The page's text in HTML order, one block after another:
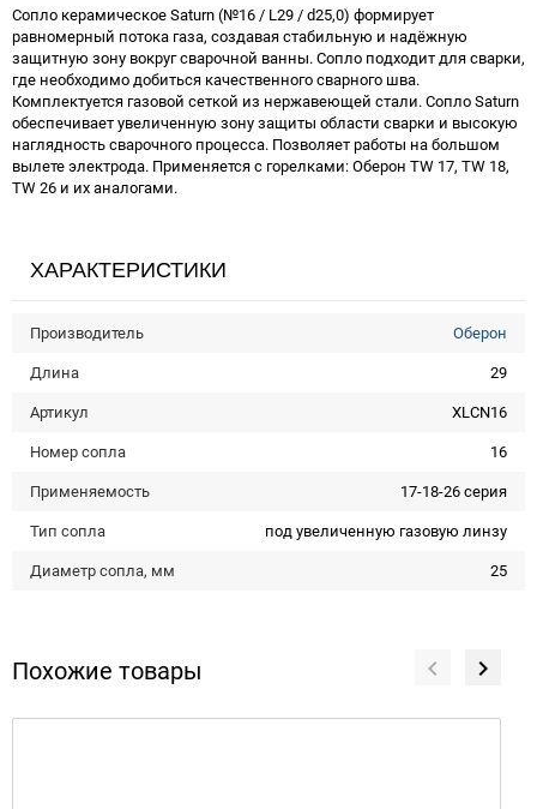
Сопло керамическое Saturn (№16 / L29 / d25,0) формирует
равномерный потока газа, создавая стабильную и надёжную
защитную зону вокруг сварочной ванны. Сопло подходит для сварки,
где необходимо добиться качественного сварного шва.
Комплектуется газовой сеткой из нержавеющей стали. Сопло Saturn
обеспечивает увеличенную зону защиты области сварки и высокую
наглядность сварочного процесса. Позволяет работы на большом
вылете электрода. Применяется с горелками: Оберон TW 17, TW 18,
TW 26 и их аналогами.
ХАРАКТЕРИСТИКИ
Производитель Оберон
Длина 29
Артикул XLCN16
Номер сопла 16
Применяемость 17-18-26 серия
Тип сопла под увеличенную газовую линзу
Диаметр сопла, мм 25
Похожие товары